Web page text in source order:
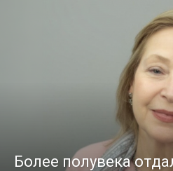
Более полувека